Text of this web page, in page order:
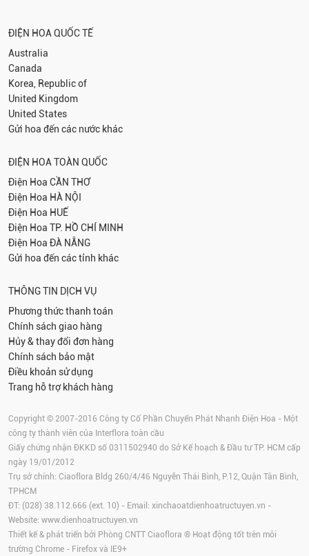
ĐIỆN HOA QUỐC TẾ
Australia
Canada
Korea, Republic of
United Kingdom
United States
Gửi hoa đến các nước khác
ĐIỆN HOA TOÀN QUỐC
Điện Hoa CẦN THƠ
Điện Hoa HÀ NỘI
Điện Hoa HUẾ
Điện Hoa TP. HỒ CHÍ MINH
Điện Hoa ĐÀ NẴNG
Gửi hoa đến các tỉnh khác
THÔNG TIN DỊCH VỤ
Phương thức thanh toán
Chính sách giao hàng
Hủy & thay đổi đơn hàng
Chính sách bảo mật
Điều khoản sử dụng
Trang hỗ trợ khách hàng
Copyright © 2007-2016 Công ty Cổ Phần Chuyển Phát Nhanh Điện Hoa - Một
công ty thành viên của Interflora toàn cầu
Giấy chứng nhận ĐKKD số 0311502940 do Sở Kế hoạch & Đầu tư TP. HCM cấp
ngày 19/01/2012
Trụ sở chính: Ciaoflora Bldg 260/4/46 Nguyễn Thái Bình, P.12, Quận Tân Bình,
TPHCM
ĐT: (028) 38.112.666 (ext. 10) - Email: xinchaoatdienhoatructuyen.vn -
Website: www.dienhoatructuyen.vn
Thiết kế & phát triển bởi Phòng CNTT Ciaoflora ® Hoạt động tốt trên môi
trường Chrome - Firefox và IE9+